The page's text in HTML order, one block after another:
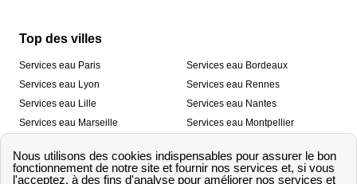
Top des villes
Services eau Paris
Services eau Lyon
Services eau Lille
Services eau Marseille
Services eau Toulon
Services eau Bordeaux
Services eau Rennes
Services eau Nantes
Services eau Montpellier
Services eau Strasbourg